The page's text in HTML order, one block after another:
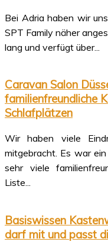
Bei Adria haben wir
SPT Family näher
lang und verfügt über...
Caravan Salon
familienfreundliche
Schlafplätzen
Wir haben viele
mitgebracht. Es war
sehr viele
Liste...
Basiswissen
darf mit und passt